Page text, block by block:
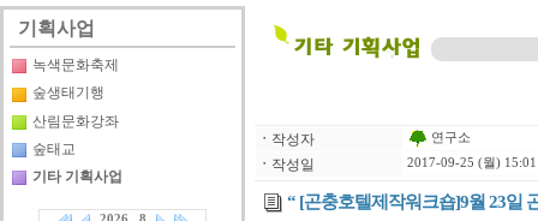
기획사업
녹색문화축제
숲생태기행
산림문화강좌
숲태교
기타 기획사업
ㆍ 작성자 연구소
ㆍ 작성일 2017-09-25 (월) 15:01
“ [곤충호텔제작워크숍]9월 23일